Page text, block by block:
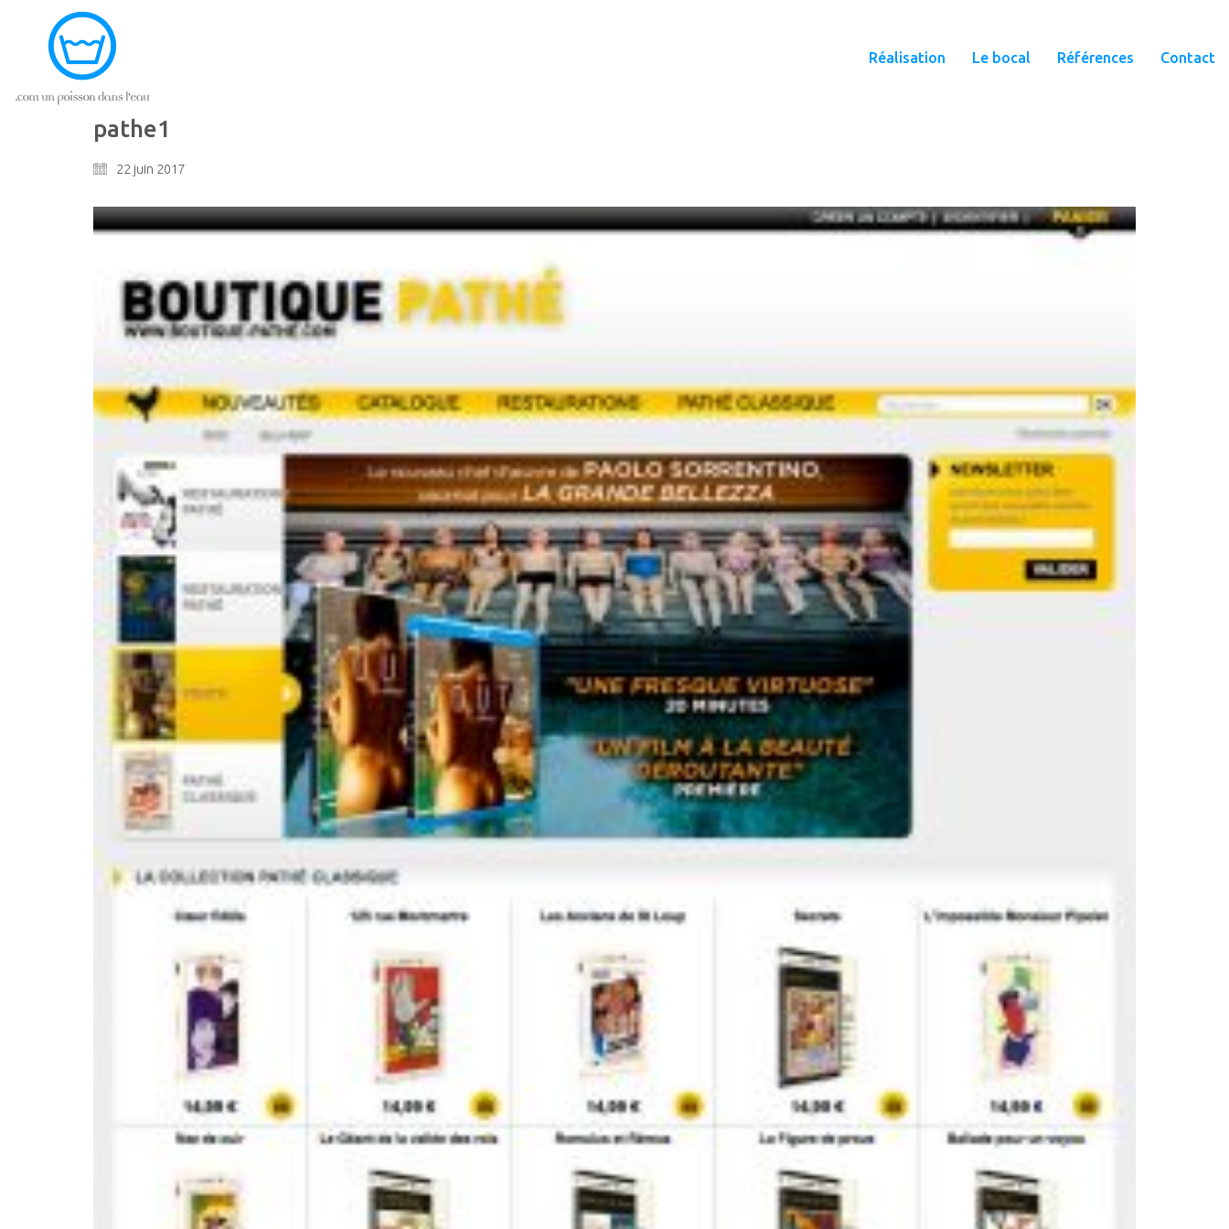
Réalisation Le bocal Références Contact
pathe1
22 juin 2017